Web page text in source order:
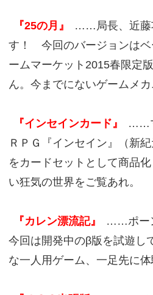
『25の月』
……局長、近藤
す！ 今回のバージョンはベ
ームマーケット2015春限定
ん。今までにないゲームメカ
『インセインカード』
……
ＲＰＧ『インセイン』（新
をカードセットとして商品
い狂気の世界をご覧あれ。
『カレン漂流記』
……ポー
今回は開発中のβ版を試遊し
な一人用ゲーム、一足先に体